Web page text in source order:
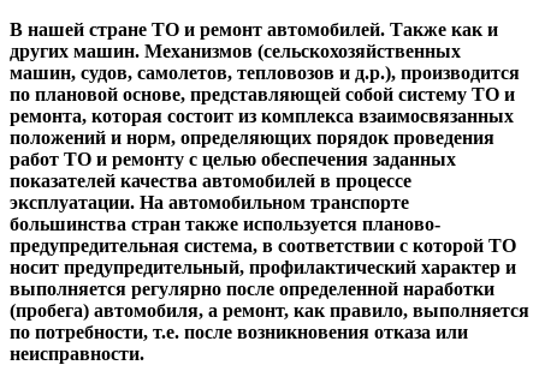
В нашей стране ТО и ремонт автомобилей. Также как и
других машин. Механизмов (сельскохозяйственных
машин, судов, самолетов, тепловозов и д.р.), производится
по плановой основе, представляющей собой систему ТО и
ремонта, которая состоит из комплекса взаимосвязанных
положений и норм, определяющих порядок проведения
работ ТО и ремонту с целью обеспечения заданных
показателей качества автомобилей в процессе
эксплуатации. На автомобильном транспорте
большинства стран также используется планово-
предупредительная система, в соответствии с которой ТО
носит предупредительный, профилактический характер и
выполняется регулярно после определенной наработки
(пробега) автомобиля, а ремонт, как правило, выполняется
по потребности, т.е. после возникновения отказа или
неисправности.